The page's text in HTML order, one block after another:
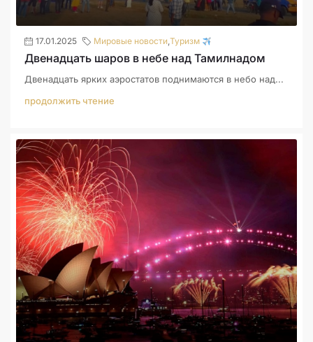
17.01.2025 Мировые новости,Туризм
Двенадцать шаров в небе над Тамилнадом
Двенадцать ярких аэростатов поднимаются в небо над...
продолжить чтение